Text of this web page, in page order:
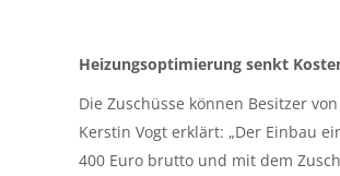
Heizungsoptimierung senkt
Die Zuschüsse können Besitzer
Kerstin Vogt erklärt: „Der Einbau
400 Euro brutto und mit dem